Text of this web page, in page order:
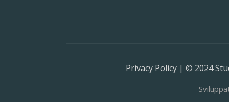
Privacy Policy | © 2024